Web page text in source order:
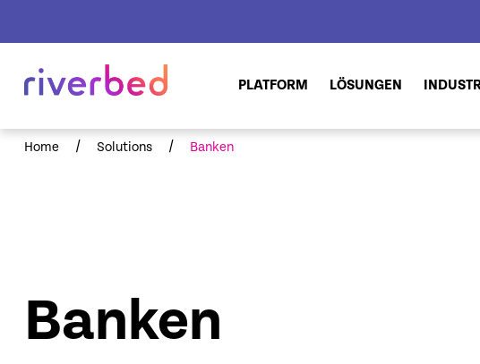
PLATFORM LÖSUNGEN
Home / Solutions / Banken
Banken